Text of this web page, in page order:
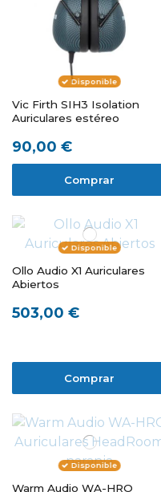
Disponible
Vic Firth SIH3 Isolation
Auriculares estéreo
90,00 €
Comprar
Disponible
Ollo Audio X1 Auriculares
Abiertos
503,00 €
Comprar
Disponible
Warm Audio WA-HRO